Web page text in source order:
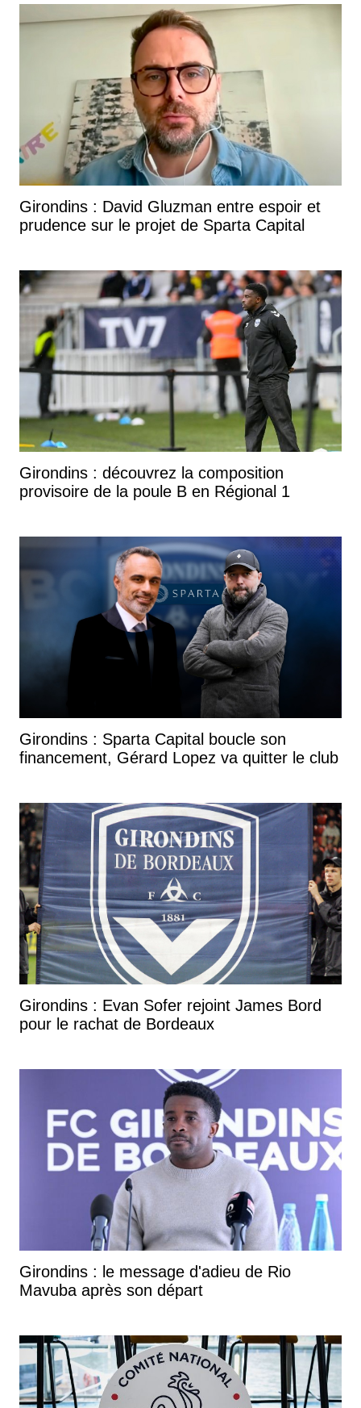
Girondins : David Gluzman entre espoir et
prudence sur le projet de Sparta Capital
Girondins : découvrez la composition
provisoire de la poule B en Régional 1
Girondins : Sparta Capital boucle son
financement, Gérard Lopez va quitter le club
Girondins : Evan Sofer rejoint James Bord
pour le rachat de Bordeaux
Girondins : le message d'adieu de Rio
Mavuba après son départ